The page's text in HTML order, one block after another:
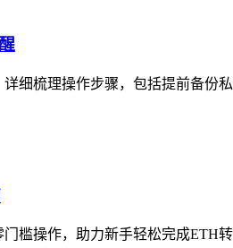
细梳理操作步骤，包括提前备
槛操作，助力新手轻松完成ETH